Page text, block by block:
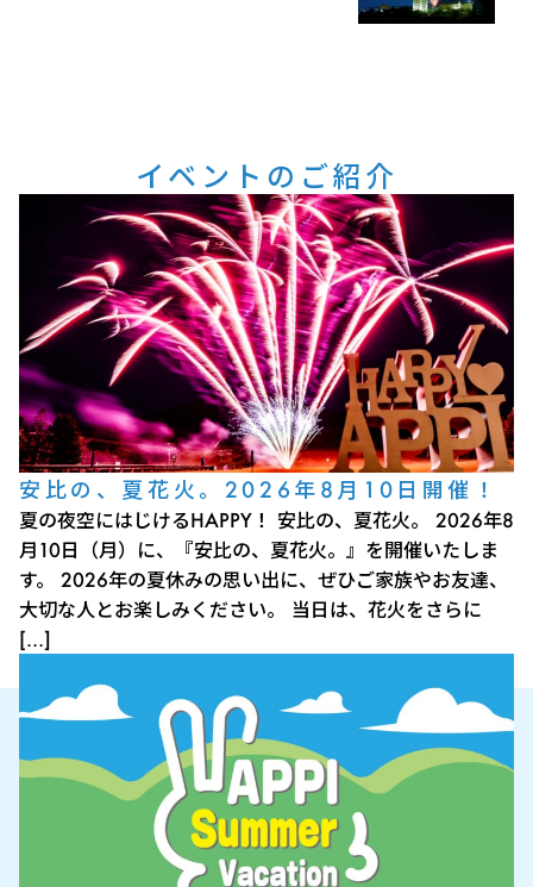
イベントのご紹介
安比の、夏花火。2026年8月10日開催！
夏の夜空にはじけるHAPPY！ 安比の、夏花火。 2026年8
月10日（月）に、『安比の、夏花火。』を開催いたしま
す。 2026年の夏休みの思い出に、ぜひご家族やお友達、
大切な人とお楽しみください。 当日は、花火をさらに
[…]